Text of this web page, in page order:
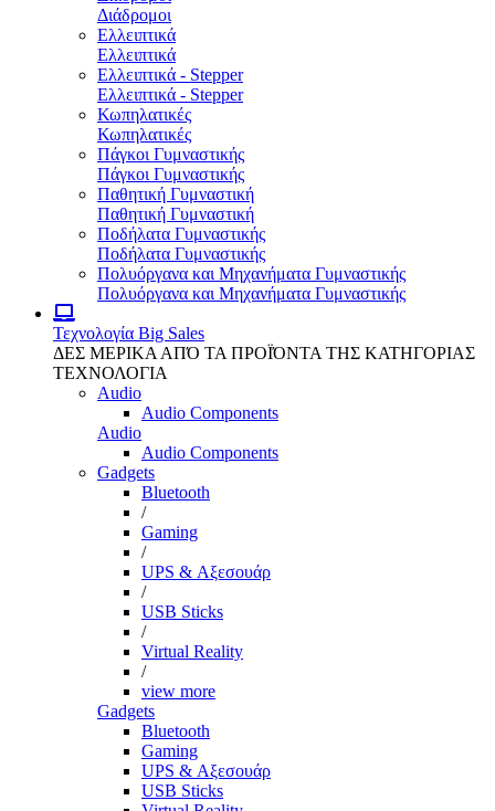
Διάδρομοι
Ελλειπτικά
Ελλειπτικά
Ελλειπτικά - Stepper
Ελλειπτικά - Stepper
Κωπηλατικές
Κωπηλατικές
Πάγκοι Γυμναστικής
Πάγκοι Γυμναστικής
Παθητική Γυμναστική
Παθητική Γυμναστική
Ποδήλατα Γυμναστικής
Ποδήλατα Γυμναστικής
Πολυόργανα και Μηχανήματα Γυμναστικής
Πολυόργανα και Μηχανήματα Γυμναστικής
Τεχνολογία Big Sales
ΔΕΣ ΜΕΡΙΚΑ ΑΠΌ ΤΑ ΠΡΟΪΌΝΤΑ ΤΗΣ ΚΑΤΗΓΟΡΙΑΣ
ΤΕΧΝΟΛΟΓΙΑ
Audio
Audio Components
Audio
Audio Components
Gadgets
Bluetooth
/
Gaming
/
UPS & Αξεσουάρ
/
USB Sticks
/
Virtual Reality
/
view more
Gadgets
Bluetooth
Gaming
UPS & Αξεσουάρ
USB Sticks